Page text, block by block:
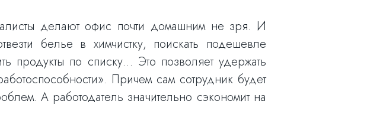
делают офис почти домашним не зря. И
белье в химчистку, поискать подешевле
продукты по списку… Это позволяет удержать
Причем сам сотрудник будет
А работодатель значительно сэкономит на